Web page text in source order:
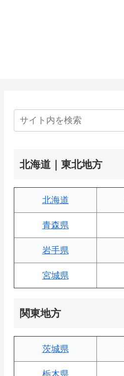
北海道｜東北地方
北海道
青森県
岩手県
宮城県
関東地方
茨城県
栃木県